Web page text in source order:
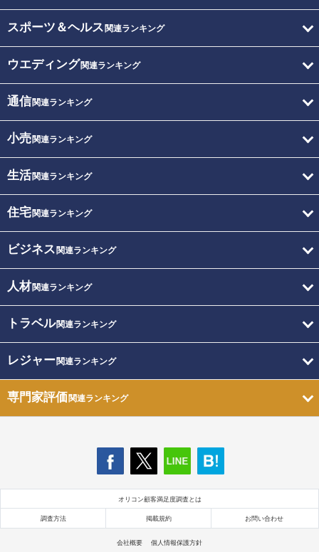
スポーツ＆ヘルス 関連ランキング
ウエディング関連ランキング
通信関連ランキング
小売関連ランキング
生活関連ランキング
住宅関連ランキング
ビジネス 関連ランキング
人材関連ランキング
トラベル関連ランキング
レジャー関連ランキング
専門家評価関連ランキング
オリコン顧客満足度調査とは
調査方法 掲載規約 お問い合わせ
会社概要 個人情報保護方針